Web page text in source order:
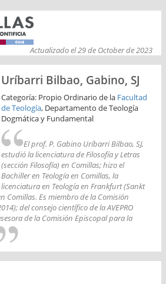
Actualizado el 29 de October de 2023
Uríbarri Bilbao, Gabino, SJ
Categoría: Propio Ordinario de la Facultad
de Teología, Departamento de Teología
Dogmática y Fundamental
El prof. P. Gabino Uríbarri Bilbao, SJ,
estudió la licenciatura de Filosofía y Letras
(sección Filosofía) en Comillas; hizo el
Bachiller en Teología en Comillas, la
licenciatura en Teología en Frankfurt (Sankt
Comillas. Es miembro de la Comisión
del consejo científico de la AVEPRO
de la Comisión Episcopal para la